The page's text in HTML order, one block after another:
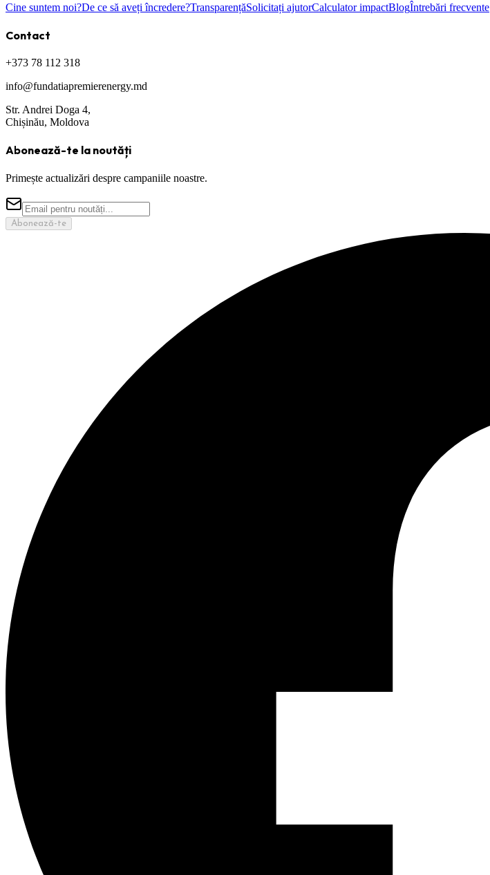
Cine suntem noi?De ce să aveți încredere?TransparențăSolicitați ajutorCalculator impactBlogÎntrebări frecvente
Contact
+373 78 112 318
info@fundatiapremierenergy.md
Str. Andrei Doga 4,
Chișinău, Moldova
Abonează-te la noutăți
Primește actualizări despre campaniile noastre.
Abonează-te